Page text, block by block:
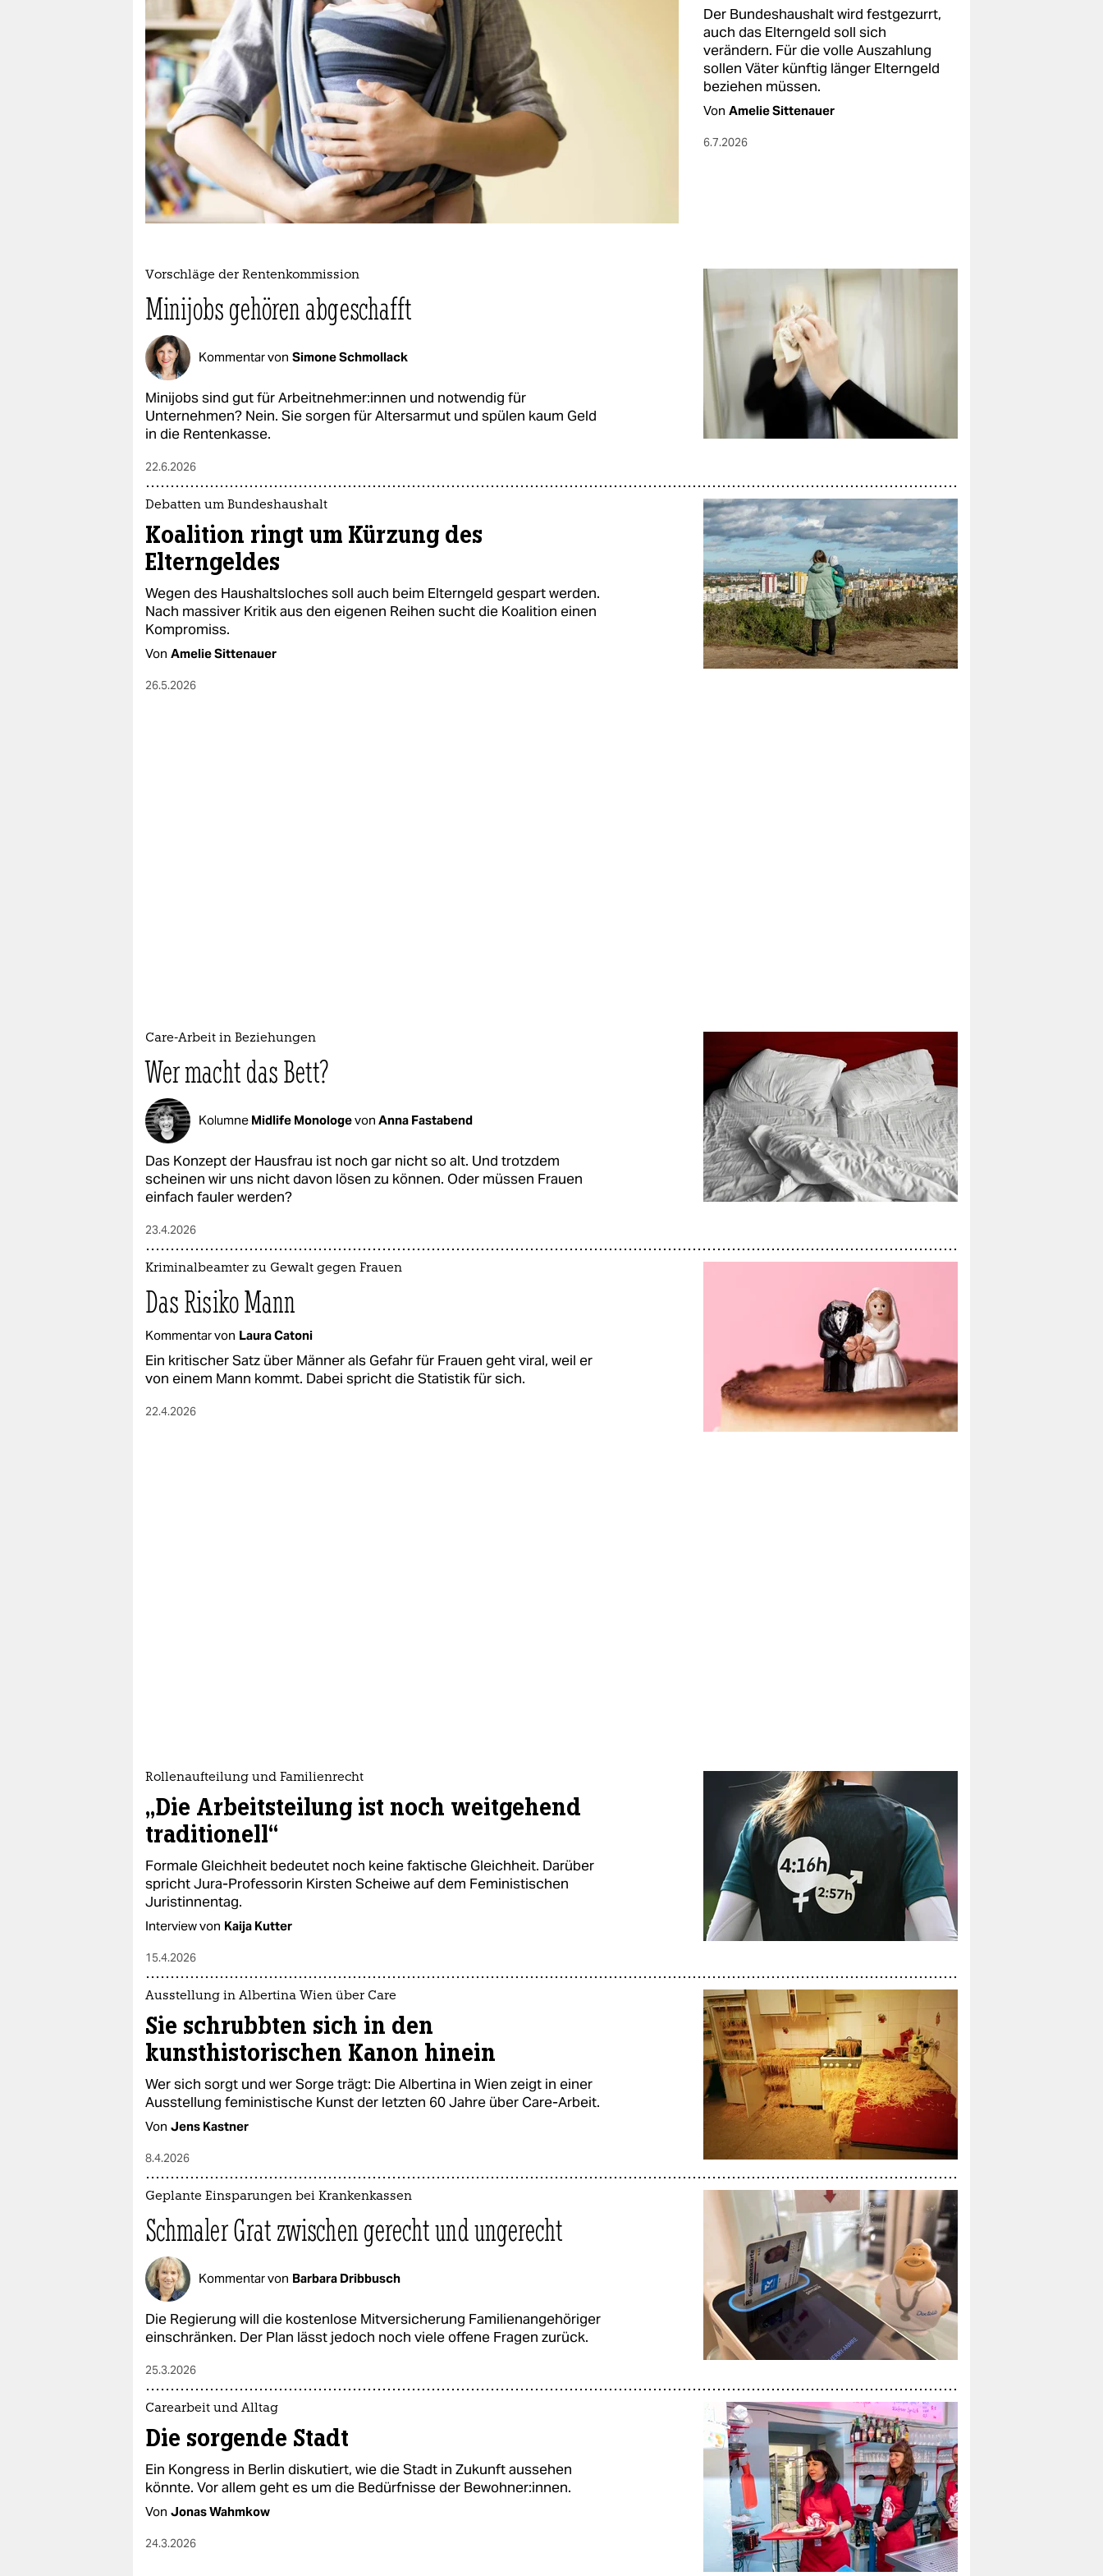
nord
wahrheit
verlag
verlag
veranstaltungen
shop
unterstützen
abo
genossenschaft
epaper login
Der Bundeshaushalt wird festgezurrt,
auch das Elterngeld soll sich
verändern. Für die volle Auszahlung
sollen Väter künftig länger Elterngeld
beziehen müssen.
Von Amelie Sittenauer
6.7.2026
Vorschläge der Rentenkommission
Minijobs gehören abgeschafft
Kommentar von Simone Schmollack
Minijobs sind gut für Ar­beit­neh­me­r:in­nen und notwendig für
Unternehmen? Nein. Sie sorgen für Altersarmut und spülen kaum Geld
in die Rentenkasse.
22.6.2026
Debatten um Bundeshaushalt
Koalition ringt um Kürzung des
Elterngeldes
Wegen des Haushaltsloches soll auch beim Elterngeld gespart werden.
Nach massiver Kritik aus den eigenen Reihen sucht die Koalition einen
Kompromiss.
Von Amelie Sittenauer
26.5.2026
Care-Arbeit in Beziehungen
Wer macht das Bett?
Kolumne Midlife Monologevon Anna Fastabend
Das Konzept der Hausfrau ist noch gar nicht so alt. Und trotzdem
scheinen wir uns nicht davon lösen zu können. Oder müssen Frauen
einfach fauler werden?
23.4.2026
Kriminalbeamter zu Gewalt gegen Frauen
Das Risiko Mann
Kommentar von Laura Catoni
Ein kritischer Satz über Männer als Gefahr für Frauen geht viral, weil er
von einem Mann kommt. Dabei spricht die Statistik für sich.
22.4.2026
Rollenaufteilung und Familienrecht
„Die Arbeitsteilung ist noch weitgehend
traditionell“
Formale Gleichheit bedeutet noch keine faktische Gleichheit. Darüber
spricht Jura-Professorin Kirsten Scheiwe auf dem Feministischen
Juristinnentag.
Interview von Kaija Kutter
15.4.2026
Ausstellung in Albertina Wien über Care
Sie schrubbten sich in den
kunsthistorischen Kanon hinein
Wer sich sorgt und wer Sorge trägt: Die Albertina in Wien zeigt in einer
Ausstellung feministische Kunst der letzten 60 Jahre über Care-Arbeit.
Von Jens Kastner
8.4.2026
Geplante Einsparungen bei Krankenkassen
Schmaler Grat zwischen gerecht und ungerecht
Kommentar von Barbara Dribbusch
Die Regierung will die kostenlose Mitversicherung Familienangehöriger
einschränken. Der Plan lässt jedoch noch viele offene Fragen zurück.
25.3.2026
Carearbeit und Alltag
Die sorgende Stadt
Ein Kongress in Berlin diskutiert, wie die Stadt in Zukunft aussehen
könnte. Vor allem geht es um die Bedürfnisse der Be­woh­ne­r:in­nen.
Von Jonas Wahmkow
24.3.2026